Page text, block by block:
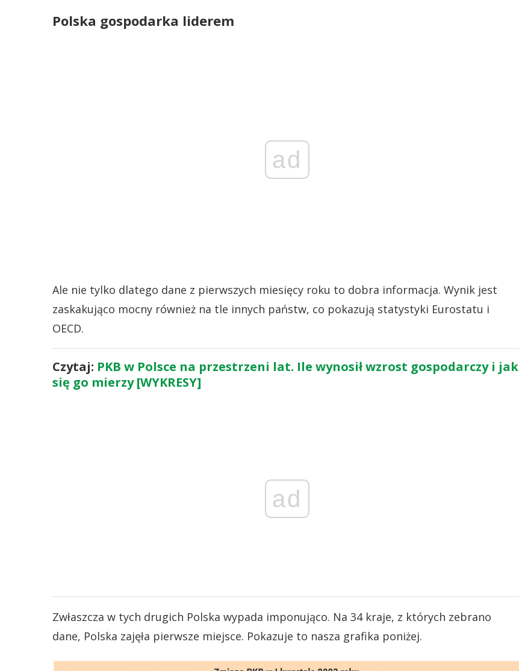
Polska gospodarka liderem
ad
Ale nie tylko dlatego dane z pierwszych miesięcy roku to dobra informacja. Wynik jest
zaskakująco mocny również na tle innych państw, co pokazują statystyki Eurostatu i
OECD.
Czytaj: PKB w Polsce na przestrzeni lat. Ile wynosił wzrost gospodarczy i jak
się go mierzy [WYKRESY]
ad
Zwłaszcza w tych drugich Polska wypada imponująco. Na 34 kraje, z których zebrano
dane, Polska zajęła pierwsze miejsce. Pokazuje to nasza grafika poniżej.